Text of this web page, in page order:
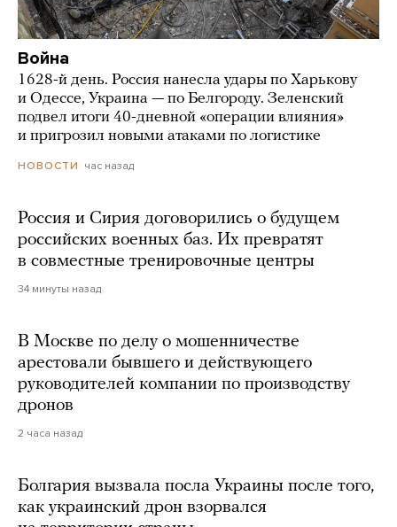
Война
1628-й день. Россия нанесла удары по Харькову
и Одессе, Украина — по Белгороду. Зеленский
подвел итоги 40-дневной «операции влияния»
и пригрозил новыми атаками по логистике
НОВОСТИ час назад
Россия и Сирия договорились о будущем
российских военных баз. Их превратят
в совместные тренировочные центры
34 минуты назад
В Москве по делу о мошенничестве
арестовали бывшего и действующего
руководителей компании по производству
дронов
2 часа назад
Болгария вызвала посла Украины после того,
как украинский дрон взорвался